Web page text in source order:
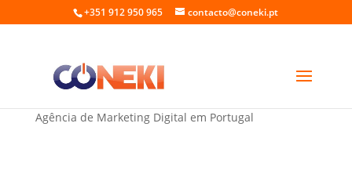
+351 912 950 965 contacto@coneki.pt
Criar site para Freelancer em Almada
Agência de Marketing Digital em Portugal